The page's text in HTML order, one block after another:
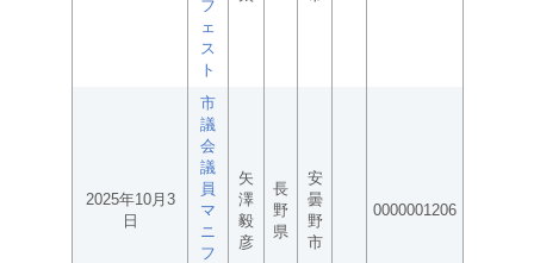
フ
ェ
ス
ト
2025年10月3
日
市
議
会
議
員
マ
ニ
フ
矢
澤
毅
彦
長
野
県
安
曇
野
市
0000001206